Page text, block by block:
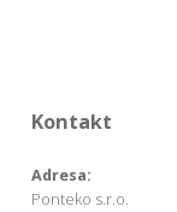
Kontakt
Adresa:
Ponteko s.r.o.